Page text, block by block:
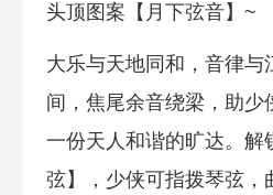
头顶图案【月下弦音】~
大乐与天地同和，音律与
间，焦尾余音绕梁，助少
一份天人和谐的旷达。解
弦】，少侠可指拨琴弦，